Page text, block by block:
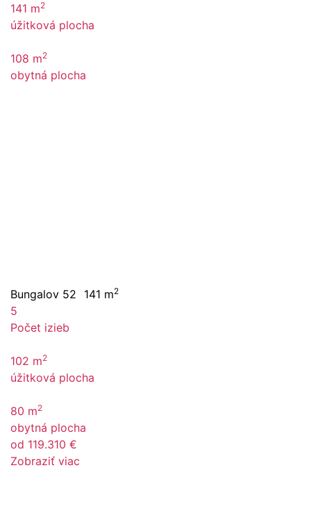
141 m2
úžitková plocha
108 m2
obytná plocha
Bungalov 52 141 m2
5
Počet izieb
102 m2
úžitková plocha
80 m2
obytná plocha
od 119.310 €
Zobraziť viac